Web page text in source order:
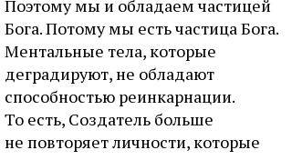
Поэтому мы и обладаем частицей
Бога. Потому мы есть частица Бога.
Ментальные тела, которые
деградируют, не обладают
способностью реинкарнации.
То есть, Создатель больше
не повторяет личности, которые